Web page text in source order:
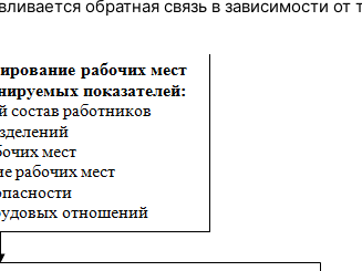
обратная связь в зависимости